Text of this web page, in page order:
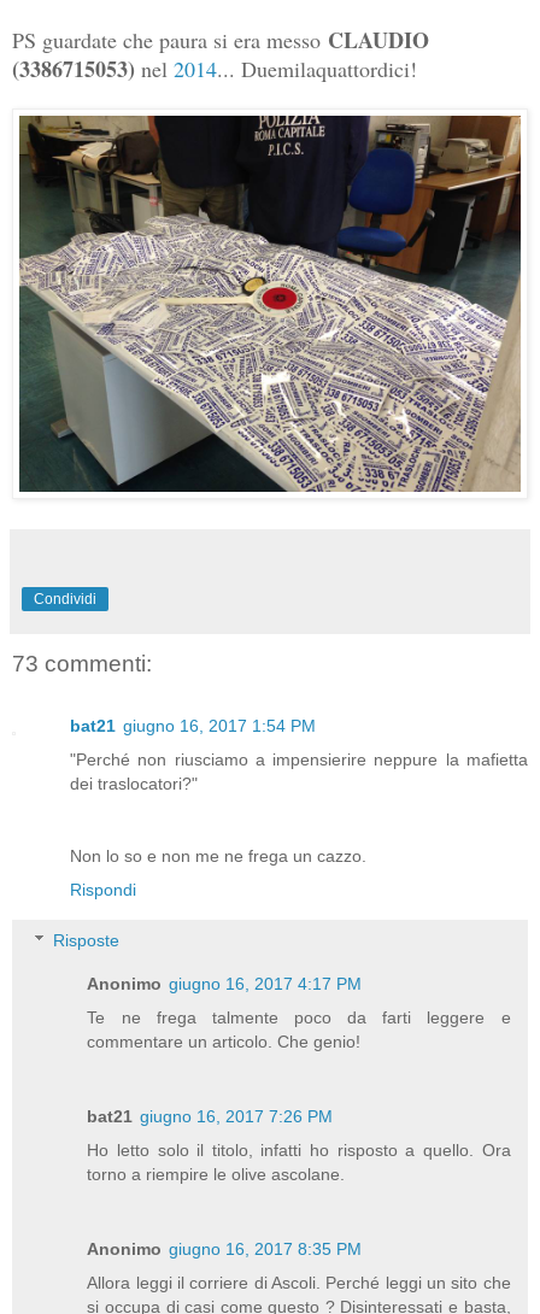
PS guardate che paura si era messo CLAUDIO
(3386715053) nel 2014... Duemilaquattordici!
Condividi
73 commenti:
bat21 giugno 16, 2017 1:54 PM
"Perché non riusciamo a impensierire neppure la mafietta
dei traslocatori?"
Non lo so e non me ne frega un cazzo.
Rispondi
Risposte
Anonimo giugno 16, 2017 4:17 PM
Te ne frega talmente poco da farti leggere e
commentare un articolo. Che genio!
bat21 giugno 16, 2017 7:26 PM
Ho letto solo il titolo, infatti ho risposto a quello. Ora
torno a riempire le olive ascolane.
Anonimo giugno 16, 2017 8:35 PM
Allora leggi il corriere di Ascoli. Perché leggi un sito che
si occupa di casi come questo ? Disinteressati e basta,